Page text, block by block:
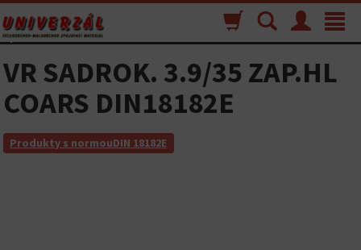
Toggle
Menu
Vyhľadávanie
Nákupný
košík
VR SADROK. 3.9/35 ZAP.HL
COARS DIN18182E
Produkty s normouDIN 18182E